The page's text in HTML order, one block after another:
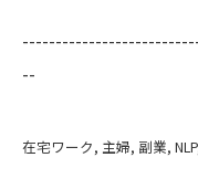
--
在宅ワーク 主婦 副業 NLP